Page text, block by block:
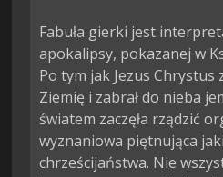
Fabuła gierki jest
apokalipsy, pokazanej w
Po tym jak Jezus Chrystus
Ziemię i zabrał do nieba
światem zaczęła rządzić
wyznaniowa piętnująca
chrześcijaństwa. Nie